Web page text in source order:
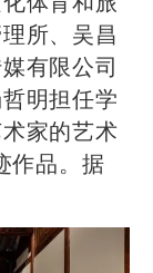
所、吴昌
有限公司
明担任学
家的艺术
作品。据